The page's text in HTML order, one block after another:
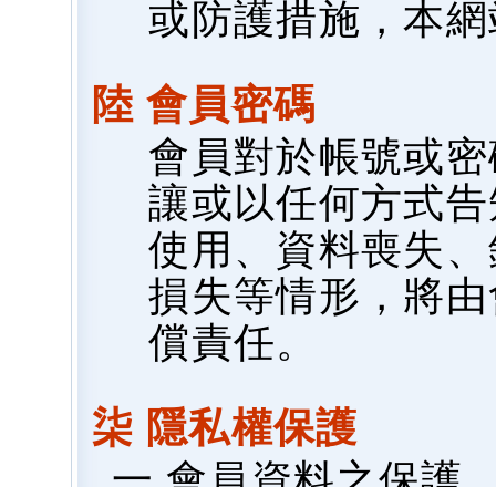
或防護措施，本
陸 會員密碼
會員對於帳號或
讓或以任何方式
使用、資料喪失
損失等情形，將
償責任。
柒 隱私權保護